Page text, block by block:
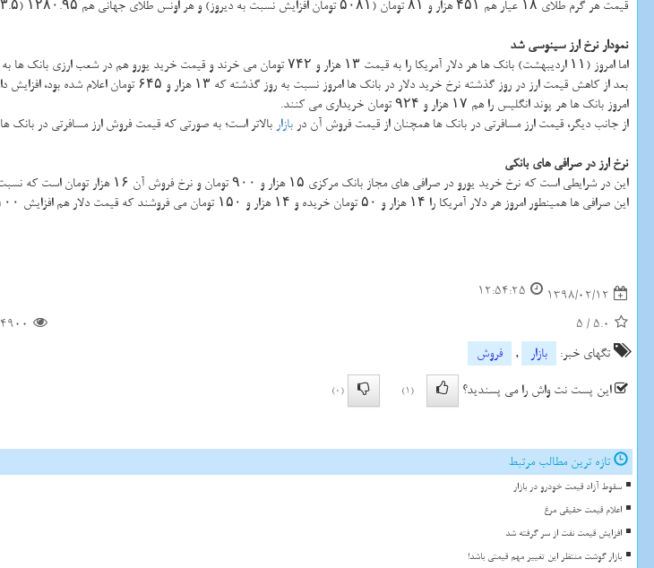
قیمت هر گرم طلای ۱۸ عیار هم ۴۵۱ هزار و ۸۱ تومان (۵۰۸۱ تومان افزایش نسبت به دیروز) و هر اونس طلای جهانی هم ۱۲۸۰.۹۵ (۳.۵ دلار كاهش نسبت به دیروز) است.
نمودار نرخ ارز سینوسی شد
اما امروز (۱۱ اردیبهشت) بانك ها هر دلار آمریكا را به قیمت ۱۳ هزار و ۷۴۲ تومان می خرند و قیمت خرید یورو هم در شعب ارزی بانك ها به ۱۵ هزار و ۴۱۶ تومان است.
بعد از كاهش قیمت ارز در روز گذشته نرخ خرید دلار در بانك ها امروز نسبت به روز گذشته كه ۱۳ هزار و ۶۴۵ تومان اعلام شده بود، افزایش داشته است.
امروز بانك ها هر پوند انگلیس را هم ۱۷ هزار و ۹۲۴ تومان خریداری می كنند.
از جانب دیگر، قیمت ارز مسافرتی در بانك ها همچنان از قیمت فروش آن در بازار بالاتر است؛ به صورتی كه قیمت فروش ارز مسافرتی در بانك ها ۱۶ هزار و ۱۹۱ تومان اعلام شده كه با احتساب كارمزد به حدود ۱۶ هزار و ۵۵۰ تومان می رسد.
نرخ ارز در صرافی های بانكی
این در شرایطی است كه نرخ خرید یورو در صرافی های مجاز بانك مركزی ۱۵ هزار و ۹۰۰ تومان و نرخ فروش آن ۱۶ هزار تومان است كه نسبت به روز گذشته ۱۰۰ تومان افزایش داشته است.
این صرافی ها همینطور امروز هر دلار آمریكا را ۱۴ هزار و ۵۰ تومان خریده و ۱۴ هزار و ۱۵۰ تومان می فروشند كه قیمت دلار هم افزایش ۱۰۰ تومانی داشته است.
1398/02/12
12:54:25
5.0
/
5
4900
تگهای خبر:
بازار ,
فروش
این پست نت واش را می پسندید؟
(1)
(0)
تازه ترین مطالب مرتبط
سقوط آزاد قیمت خودرو در بازار
اعلام قیمت حقیقی مرغ
افزایش قیمت نفت از سر گرفته شد
بازار گوشت منتظر این تغییر مهم قیمتی باشد!